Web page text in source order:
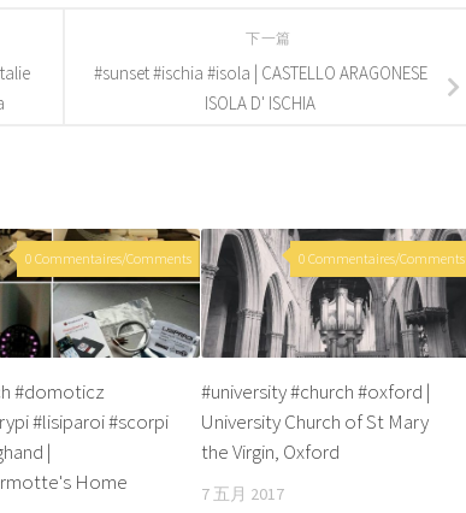
下一篇
#sunset #ischia #isola | CASTELLO ARAGONESE
ISOLA D' ISCHIA
0 Commentaires/Comments
#domoticz
#lisiparoi #scorpi
|
Home
0 Commentaires/Comments
#university #church #oxford |
University Church of St Mary
the Virgin, Oxford
7 五月 2017